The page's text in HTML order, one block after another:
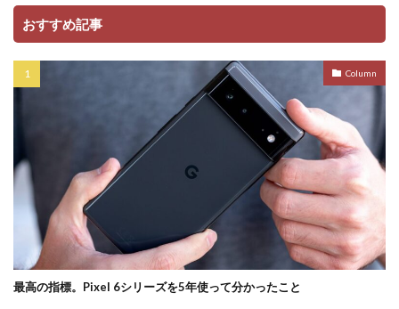
おすすめ記事
Column
最高の指標。Pixel 6シリーズを5年使って分かったこと